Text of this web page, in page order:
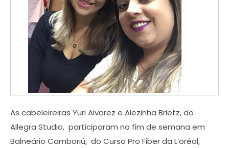
As cabeleireiras Yuri Alvarez e Alezinha Brietz, do
Allegra Studio, participaram no fim de semana em
Balneário Camboriú, do Curso Pro Fiber da L’oréal,